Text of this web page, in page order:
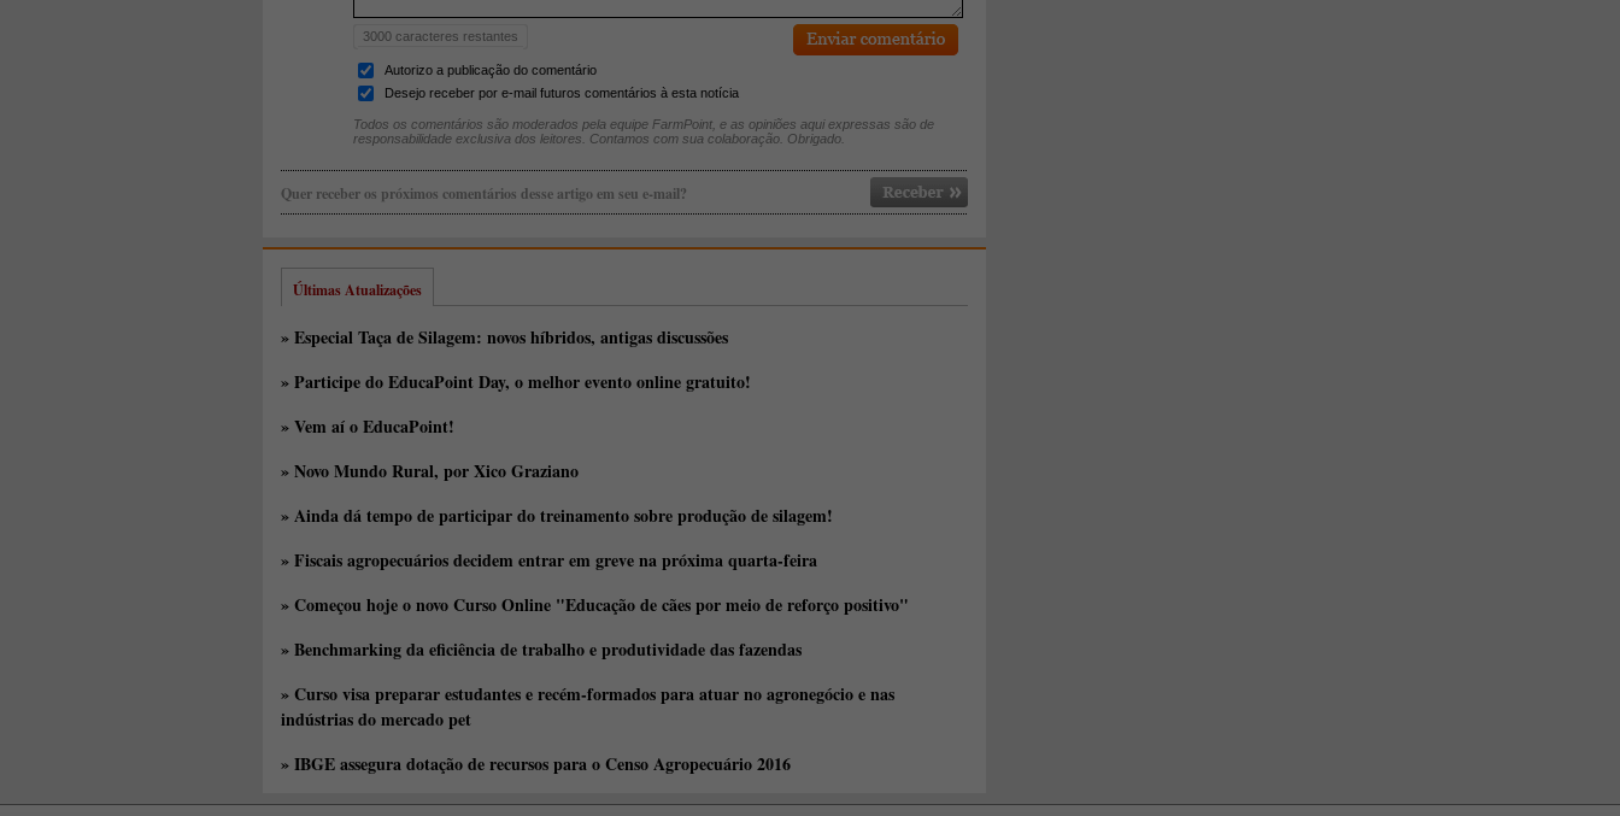
3000 caracteres restantes
Autorizo a publicação do comentário
Desejo receber por e-mail futuros comentários à esta notícia
Todos os comentários são moderados pela equipe FarmPoint, e as opiniões aqui expressas são de
responsabilidade exclusiva dos leitores. Contamos com sua colaboração. Obrigado.
Quer receber os próximos comentários desse artigo em seu e-mail?
Últimas Atualizações
» Especial Taça de Silagem: novos híbridos, antigas discussões
» Participe do EducaPoint Day, o melhor evento online gratuito!
» Vem aí o EducaPoint!
» Novo Mundo Rural, por Xico Graziano
» Ainda dá tempo de participar do treinamento sobre produção de silagem!
» Fiscais agropecuários decidem entrar em greve na próxima quarta-feira
» Começou hoje o novo Curso Online "Educação de cães por meio de reforço positivo"
» Benchmarking da eficiência de trabalho e produtividade das fazendas
» Curso visa preparar estudantes e recém-formados para atuar no agronegócio e nas
indústrias do mercado pet
» IBGE assegura dotação de recursos para o Censo Agropecuário 2016